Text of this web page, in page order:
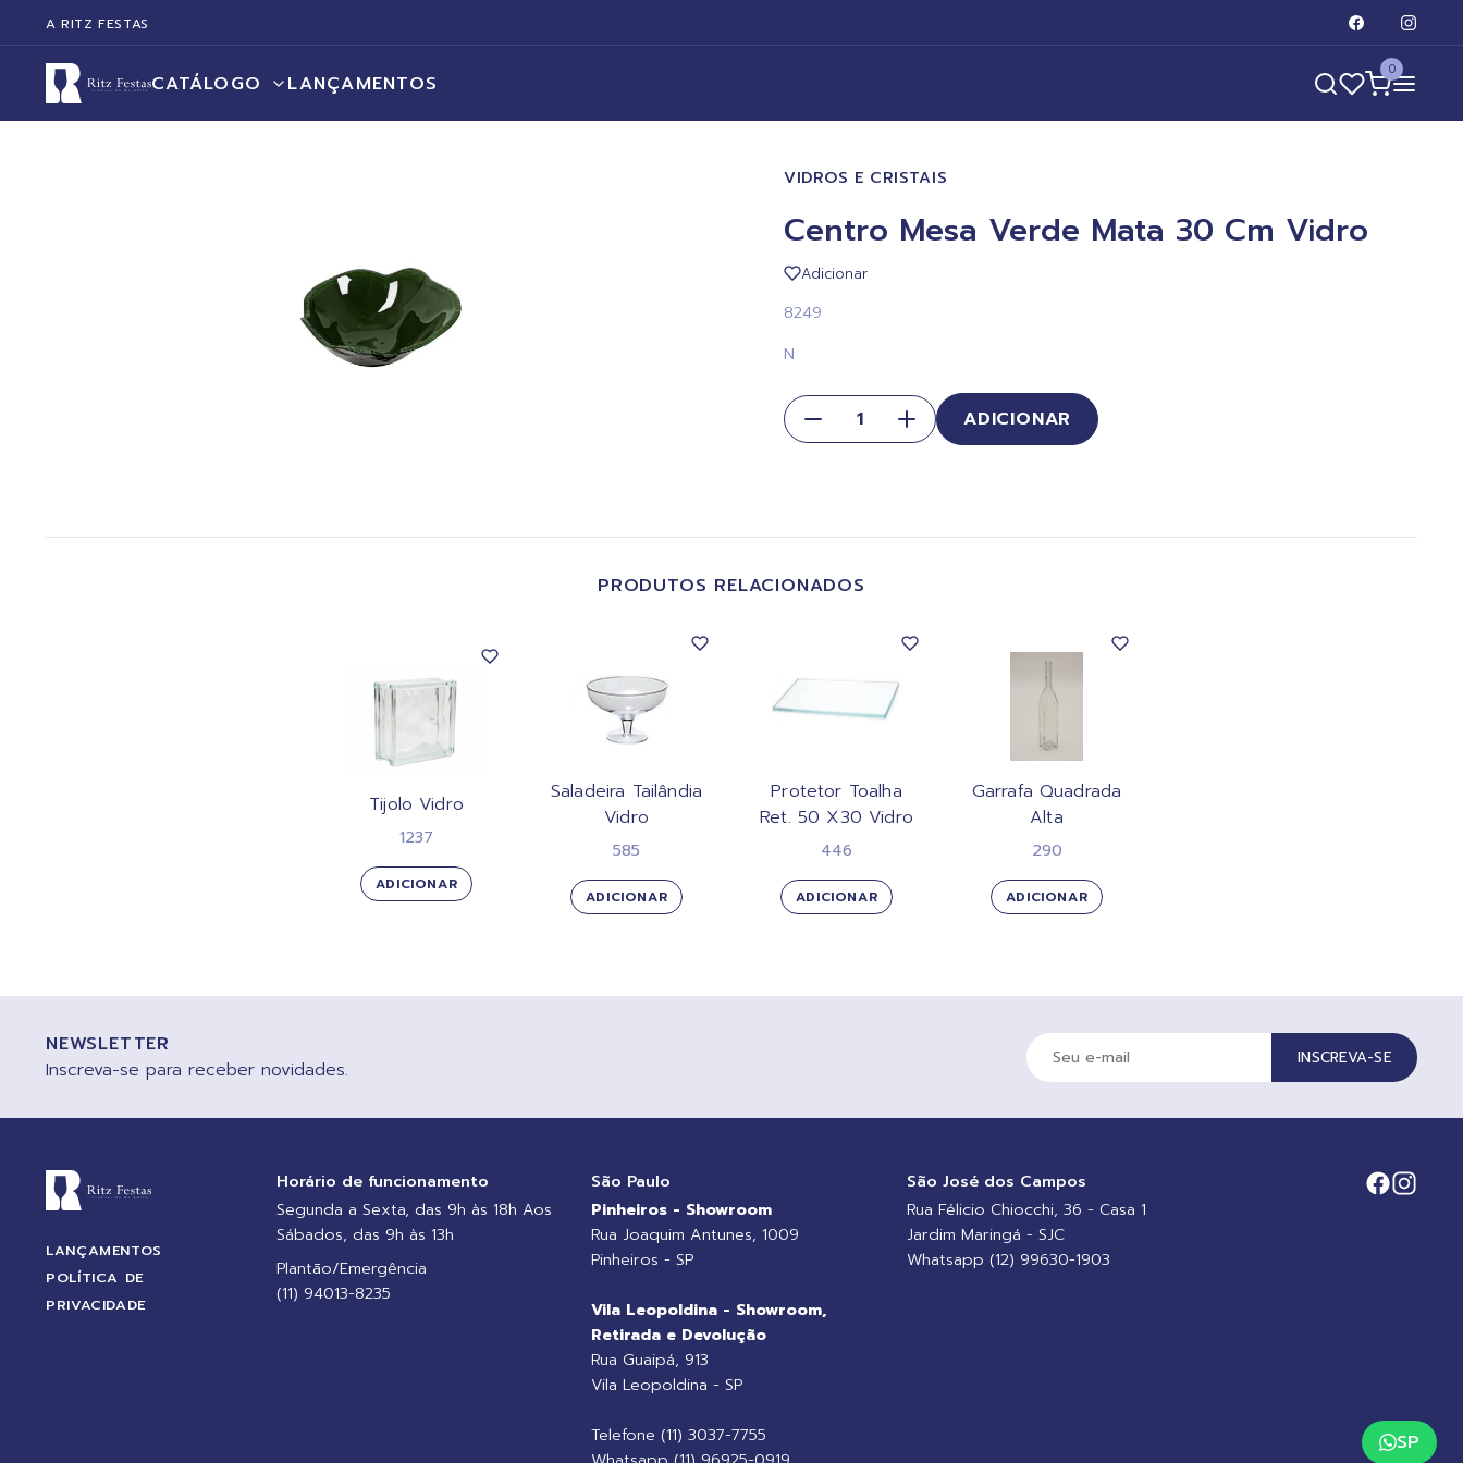
A RITZ FESTAS
CATÁLOGO LANÇAMENTOS
0
VIDROS E CRISTAIS
Centro Mesa Verde Mata 30 Cm Vidro
Adicionar
8249
N
ADICIONAR
PRODUTOS RELACIONADOS
Tijolo Vidro
1237
ADICIONAR
Saladeira Tailândia
Vidro
585
ADICIONAR
Protetor Toalha
Ret. 50 X30 Vidro
446
ADICIONAR
Garrafa Quadrada
Alta
290
ADICIONAR
NEWSLETTER
Inscreva-se para receber novidades.
INSCREVA-SE
LANÇAMENTOS
POLÍTICA DE
PRIVACIDADE
Horário de funcionamento
Segunda a Sexta, das 9h às 18h Aos
Sábados, das 9h às 13h
Plantão/Emergência
(11) 94013-8235
São Paulo
Pinheiros - Showroom
Rua Joaquim Antunes, 1009
Pinheiros - SP
Vila Leopoldina - Showroom,
Retirada e Devolução
Rua Guaipá, 913
Vila Leopoldina - SP
Telefone (11) 3037-7755
São José dos Campos
Rua Félicio Chiocchi, 36 - Casa 1
Jardim Maringá - SJC
Whatsapp (12) 99630-1903
SP